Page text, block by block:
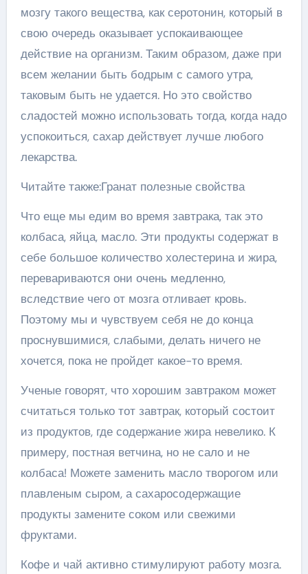
мозгу такого вещества, как серотонин, который в
свою очередь оказывает успокаивающее
действие на организм. Таким образом, даже при
всем желании быть бодрым с самого утра,
таковым быть не удается. Но это свойство
сладостей можно использовать тогда, когда надо
успокоиться, сахар действует лучше любого
лекарства.
Читайте также:Гранат полезные свойства
Что еще мы едим во время завтрака, так это
колбаса, яйца, масло. Эти продукты содержат в
себе большое количество холестерина и жира,
перевариваются они очень медленно,
вследствие чего от мозга отливает кровь.
Поэтому мы и чувствуем себя не до конца
проснувшимися, слабыми, делать ничего не
хочется, пока не пройдет какое-то время.
Ученые говорят, что хорошим завтраком может
считаться только тот завтрак, который состоит
из продуктов, где содержание жира невелико. К
примеру, постная ветчина, но не сало и не
колбаса! Можете заменить масло творогом или
плавленым сыром, а сахаросодержащие
продукты замените соком или свежими
фруктами.
Кофе и чай активно стимулируют работу мозга.